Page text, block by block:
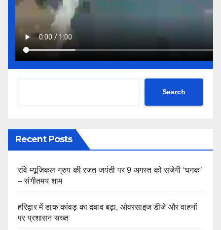
Search
Recent Posts
रवि म्यूजिकल ग्रुप की रजत जयंती पर 9 अगस्त को सजेगी ‘घनक’
– संगीतमय शाम
हरिद्वार में डाक कांवड़ का दबाव बढ़ा, ओवरसाइज डीजे और वाहनों
पर प्रशासन सख्त